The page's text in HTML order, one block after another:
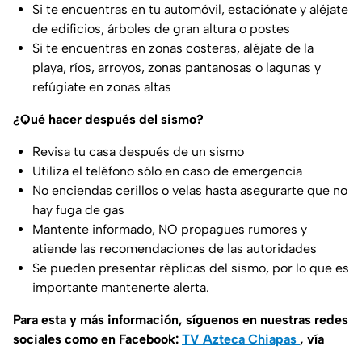
Si te encuentras en tu automóvil, estaciónate y aléjate
de edificios, árboles de gran altura o postes
Si te encuentras en zonas costeras, aléjate de la
playa, ríos, arroyos, zonas pantanosas o lagunas y
refúgiate en zonas altas
¿Qué hacer después del sismo?
Revisa tu casa después de un sismo
Utiliza el teléfono sólo en caso de emergencia
No enciendas cerillos o velas hasta asegurarte que no
hay fuga de gas
Mantente informado, NO propagues rumores y
atiende las recomendaciones de las autoridades
Se pueden presentar réplicas del sismo, por lo que es
importante mantenerte alerta.
Para esta y más información, síguenos en nuestras redes
sociales como en Facebook: TV Azteca Chiapas , vía